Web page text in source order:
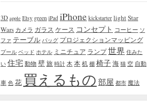
3D apple Etsy green iPad iPhone kickstarter lightStar
Wars カメラ ガラス ケース コンセプト コーヒー ソ
ファ テーブル バッグ プロジェクションマッピング
プール ベッド ホテル ミニチュア ランプ世界 住みた
い 住宅 動物 壁旅 時計 木 本机 棚 椅子海 猫 空 自動
車 色 花 買えるもの 部屋 都市 魔法